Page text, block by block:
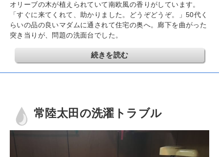
オリーブの木が植えられていて南欧風の香りがしています。
「すぐに来てくれて、助かりました。どうぞどうぞ。」50代く
らいの品の良いマダムに通されて住宅の奥へ。廊下を曲がった
突き当りが、問題の洗面台でした。
続きを読む
常陸太田の洗濯トラブル